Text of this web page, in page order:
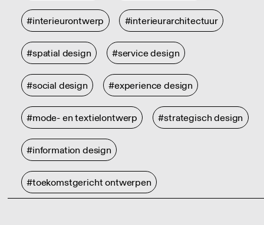
#interieurontwerp #interieurarchitectuur
#spatial design #service design
#social design #experience design
#mode- en textielontwerp #strategisch design
#information design
#toekomstgericht ontwerpen